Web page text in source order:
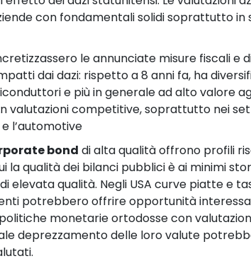
con fondamentali solidi soprattutto in
le annunciate misure fiscali e
dai dazi: rispetto a 8 anni fa, ha
e più in generale ad alto valore
valutazioni competitive, soprattutto nei
l’automotive
bond di alta qualità offrono profili
la qualità dei bilanci pubblici è ai minimi
qualità. Negli USA curve piatte e
potrebbero offrire opportunità
monetarie ortodosse con
deprezzamento delle loro valute